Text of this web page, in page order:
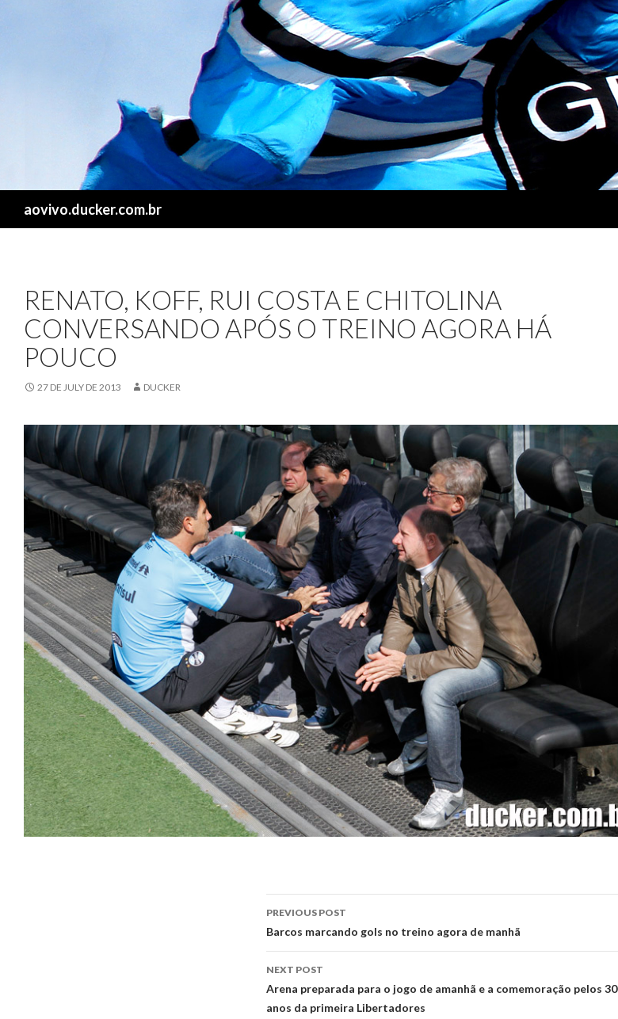
aovivo.ducker.com.br
RENATO, KOFF, RUI COSTA E CHITOLINA
CONVERSANDO APÓS O TREINO AGORA HÁ
POUCO
27 DE JULY DE 2013 DUCKER
Post
navigation
PREVIOUS POST
Barcos marcando gols no treino agora de manhã
NEXT POST
Arena preparada para o jogo de amanhã e a comemoração pelos 30
anos da primeira Libertadores